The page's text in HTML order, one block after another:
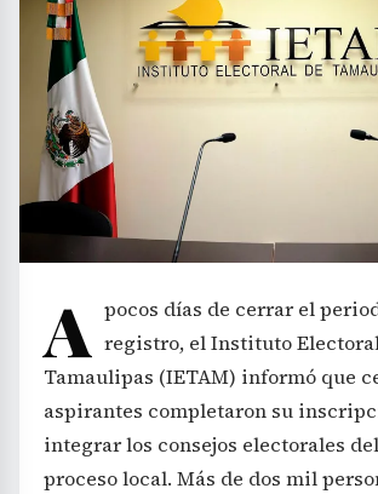
A pocos días de cerrar el
registro, el Instituto
Tamaulipas (IETAM) informó que
aspirantes completaron su
integrar los consejos electorales
proceso local. Más de dos mil